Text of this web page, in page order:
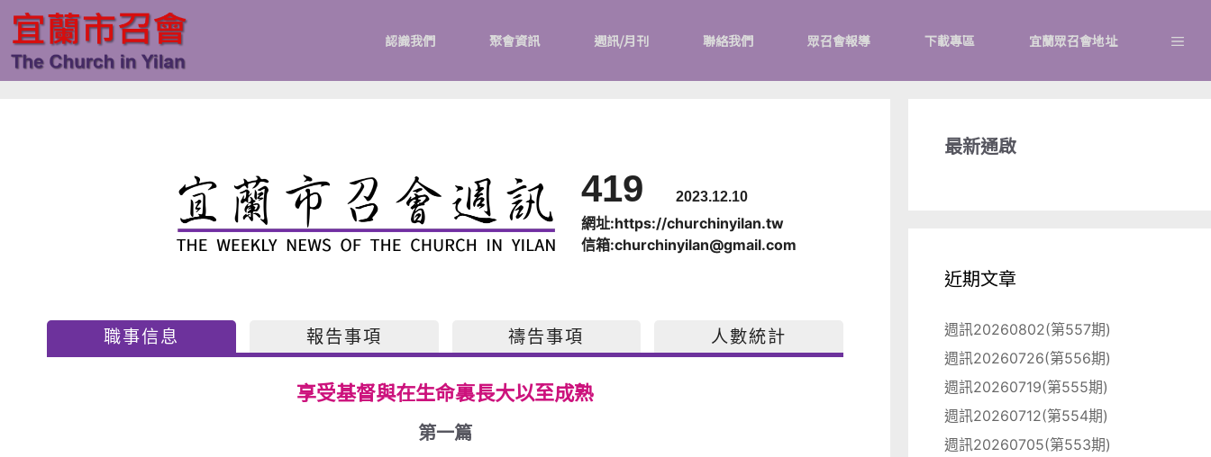
主
認識我們 聚會資訊 週訊/月刊 聯絡我們 眾召會報導 下載專區 宜蘭眾召會地址
419 2023.12.10
網址:https://churchinyilan.tw
信箱:churchinyilan@gmail.com
職事信息 報告事項 禱告事項 人數統計
享受基督與在生命裏長大以至成熟
第一篇
最新通啟
近期文章
週訊20260802(第557期)
週訊20260726(第556期)
週訊20260719(第555期)
週訊20260712(第554期)
週訊20260705(第553期)